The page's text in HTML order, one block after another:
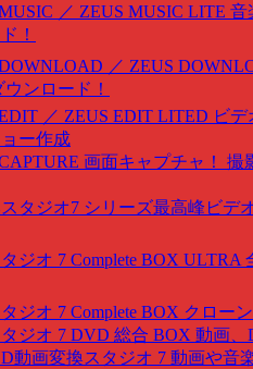
／ ZEUS MUSIC LITE 音
！
／ ZEUS
ンロード！
／ ZEUS EDIT LITED ビ
ー作成
画面キャプチャ！ 撮
ジオ 7 Complete BOX ULTRA
ジオ 7 Complete BOX クロー
ジオ 7 DVD 総合 BOX 動画、
動画変換スタジオ 7 動画や音